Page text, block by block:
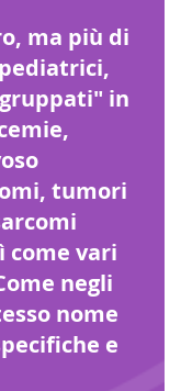
ma più di
in
tumori
come vari
negli
nome
e